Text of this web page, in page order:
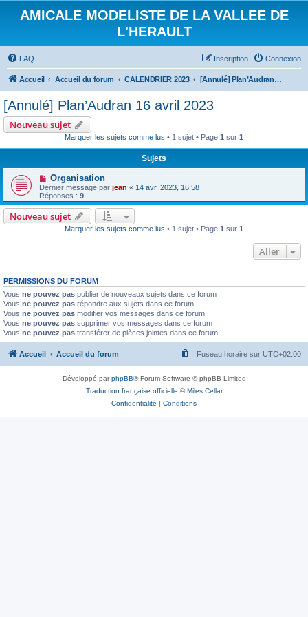
AMICALE MODELISTE DE LA VALLEE DE
L'HERAULT
FAQ Connexion
Inscription
Accueil Accueil du forum CALENDRIER 2023 [Annulé] Plan’Audran 16 avril 2023
[Annulé] Plan’Audran 16 avril 2023
Nouveau sujet
Marquer les sujets comme lus • 1 sujet • Page 1 sur 1
Sujets
Organisation
Dernier message par jean « 14 avr. 2023, 16:58
Réponses : 9
Nouveau sujet
Marquer les sujets comme lus • 1 sujet • Page 1 sur 1
Aller
PERMISSIONS DU FORUM
Vous ne pouvez pas publier de nouveaux sujets dans ce forum
Vous ne pouvez pas répondre aux sujets dans ce forum
Vous ne pouvez pas modifier vos messages dans ce forum
Vous ne pouvez pas supprimer vos messages dans ce forum
Vous ne pouvez pas transférer de pièces jointes dans ce forum
Accueil Accueil du forum Fuseau horaire sur UTC+02:00
Développé parphpBB® Forum Software © phpBB Limited
Traduction française officielle ©Miles Cellar
Confidentialité | Conditions